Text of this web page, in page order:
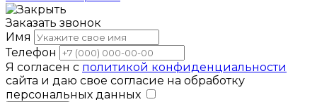
Заказать звонок
Имя
Телефон
Я согласен с политикой конфиденциальности
сайта и даю свое согласие на обработку
персональных данных